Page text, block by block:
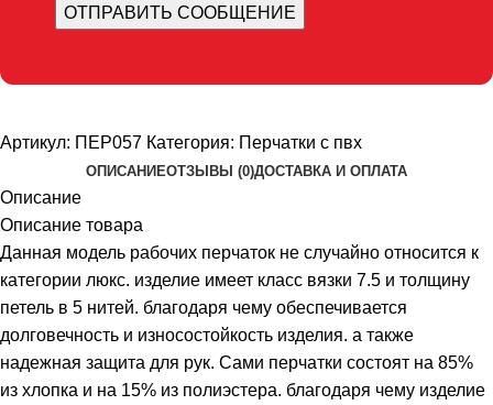
Артикул: ПЕР057 Категория: Перчатки с пвх
ОПИСАНИЕОТЗЫВЫ (0)ДОСТАВКА И ОПЛАТА
Описание
Описание товара
Данная модель рабочих перчаток не случайно относится к
категории люкс. изделие имеет класс вязки 7.5 и толщину
петель в 5 нитей. благодаря чему обеспечивается
долговечность и износостойкость изделия. а также
надежная защита для рук. Сами перчатки состоят на 85%
из хлопка и на 15% из полиэстера. благодаря чему изделие